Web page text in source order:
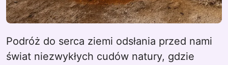
Podróż do serca ziemi odsłania przed nami
świat niezwykłych cudów natury, gdzie